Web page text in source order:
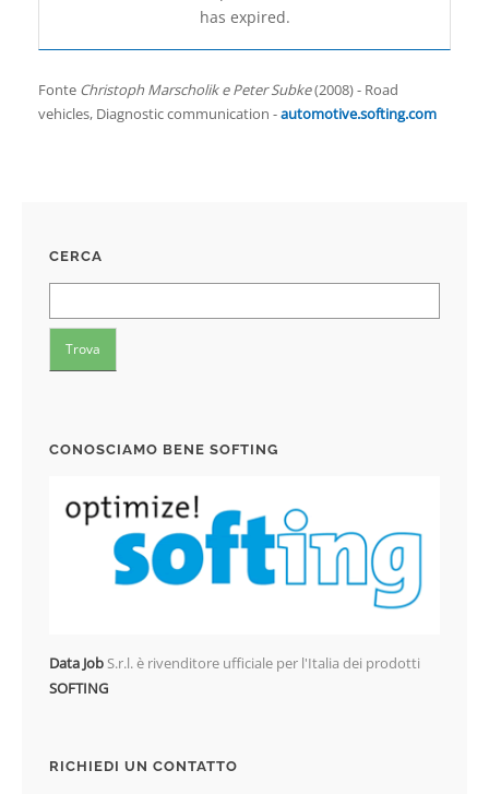
has expired.
Fonte Christoph Marscholik e Peter Subke(2008) - Road
vehicles, Diagnostic communication -automotive.softing.com
CERCA
CONOSCIAMO BENE SOFTING
Data JobS.r.l. è rivenditore ufficiale per l'Italia dei prodotti
SOFTING
RICHIEDI UN CONTATTO